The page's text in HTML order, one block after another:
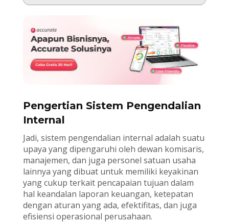
Pengertian Sistem Pengendalian
Internal
Jadi, sistem pengendalian internal adalah suatu
upaya yang dipengaruhi oleh dewan komisaris,
manajemen, dan juga personel satuan usaha
lainnya yang dibuat untuk memiliki keyakinan
yang cukup terkait pencapaian tujuan dalam
hal keandalan laporan keuangan, ketepatan
dengan aturan yang ada, efektifitas, dan juga
efisiensi operasional perusahaan.